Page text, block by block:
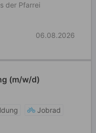
der Pfarrei
06.08.2026
(m/w/d)
Jobrad